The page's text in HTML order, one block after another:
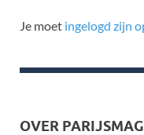
Je moet ingelogd zijn
OVER